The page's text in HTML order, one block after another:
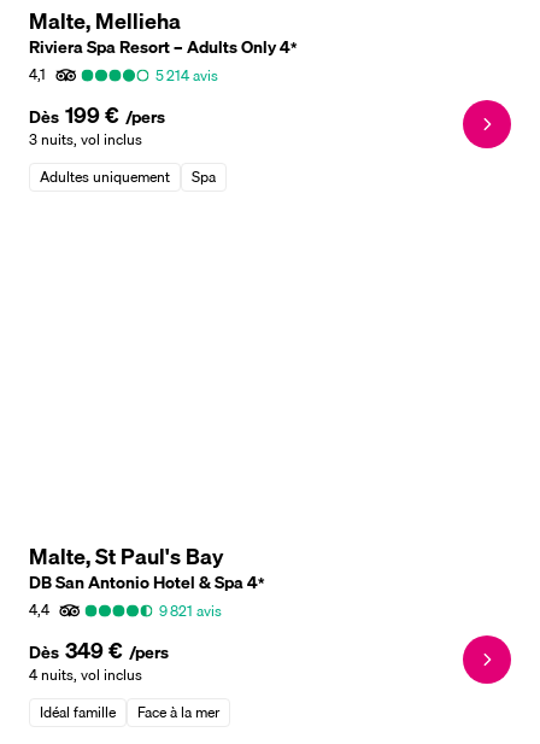
Malte, Mellieha
Riviera Spa Resort – Adults Only4*
4,1
5 214avis
Dès 199 € /pers
3 nuits, vol inclus
Adultes uniquement
Spa
Malte, St Paul's Bay
DB San Antonio Hotel & Spa4*
4,4
9 821 avis
Dès 349 € /pers
4 nuits, vol inclus
Idéal famille
Face à la mer